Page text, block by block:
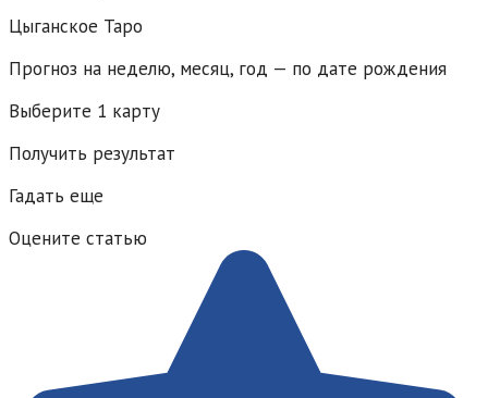
Цыганское Таро
Прогноз на неделю, месяц, год — по дате рождения
Выберите 1 карту
Получить результат
Гадать еще
Оцените статью